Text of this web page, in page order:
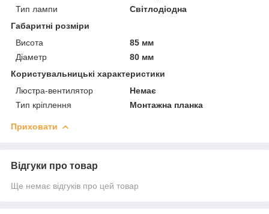
Тип лампи
Світлодіодна
Габаритні розміри
Висота
85 мм
Діаметр
80 мм
Користувальницькі характеристики
Люстра-вентилятор
Немає
Тип кріплення
Монтажна планка
Приховати
Відгуки про товар
Ще немає відгуків про цей товар